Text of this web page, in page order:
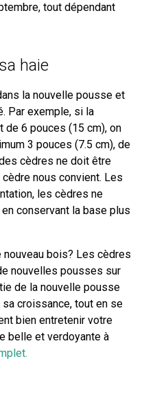
tout dépendant
haie
la nouvelle pousse et
Par exemple, si la
6 pouces (15 cm), on
3 pouces (7.5 cm), de
cèdres ne doit être
nous convient. Les
les cèdres ne
conservant la base plus
bois? Les cèdres
nouvelles pousses sur
de la nouvelle pousse
croissance, tout en se
bien entretenir votre
belle et verdoyante à